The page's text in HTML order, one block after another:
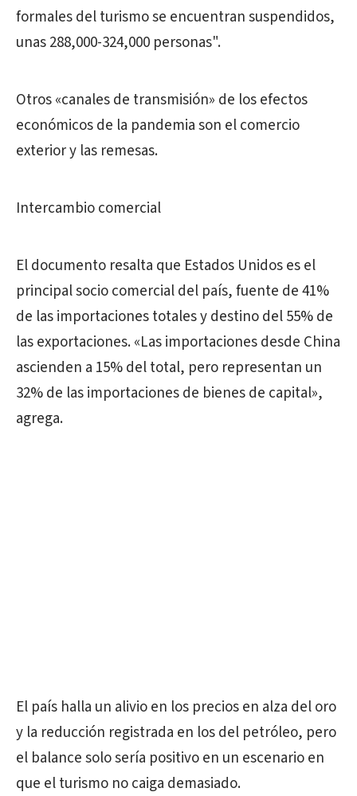
formales del turismo se encuentran suspendidos,
unas 288,000-324,000 personas".
Otros «canales de transmisión» de los efectos
económicos de la pandemia son el comercio
exterior y las remesas.
Intercambio comercial
El documento resalta que Estados Unidos es el
principal socio comercial del país, fuente de 41%
de las importaciones totales y destino del 55% de
las exportaciones. «Las importaciones desde China
ascienden a 15% del total, pero representan un
32% de las importaciones de bienes de capital»,
agrega.
El país halla un alivio en los precios en alza del oro
y la reducción registrada en los del petróleo, pero
el balance solo sería positivo en un escenario en
que el turismo no caiga demasiado.